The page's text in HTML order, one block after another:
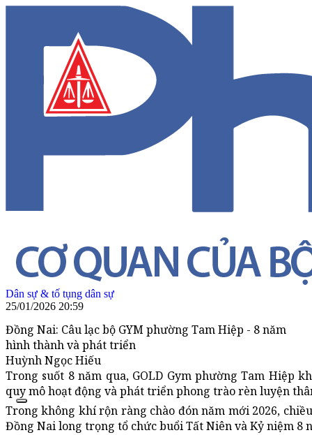
Dân sự & tố tụng dân sự
25/01/2026 20:59
Đồng Nai: Câu lạc bộ GYM phường Tam Hiệp - 8 năm
hình thành và phát triển
Huỳnh Ngọc Hiếu
Trong suốt 8 năm qua, GOLD Gym phường Tam Hiệp
quy mô hoạt động và phát triển phong trào rèn luyện
Trong không khí rộn ràng chào đón năm mới 2026,
Đồng Nai long trọng tổ chức buổi Tất Niên và Kỷ niệm 8